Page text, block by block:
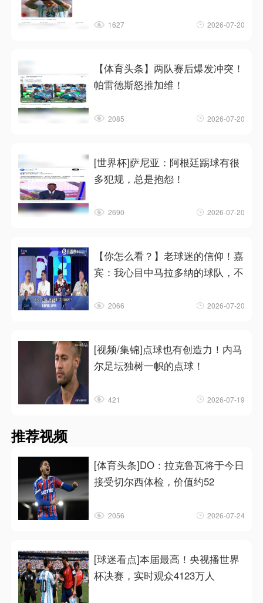
1627 2026-07-20
【体育头条】两队赛后爆发冲突！
帕雷德斯怒推加维！
2085 2026-07-20
[世界杯]萨尼亚：阿根廷踢球有很
多犯规，总是抱怨！
2690 2026-07-20
【你怎么看？】老球迷的信仰！嘉
宾：我心目中马拉多纳的球队，不
2066 2026-07-20
[视频/集锦]点球也有创造力！内马
尔足坛独树一帜的点球！
421 2026-07-19
推荐视频
[体育头条]DO：拉克鲁瓦将于今日
接受切尔西体检，价值约52
2056 2026-07-24
[球迷看点]本届最高！央视播世界
杯决赛，实时观众4123万人